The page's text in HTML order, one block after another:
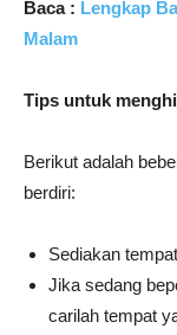
Baca : Lengkap
Malam
Tips untuk
Berikut adalah
berdiri:
Sediakan
Jika sedang
carilah tempat